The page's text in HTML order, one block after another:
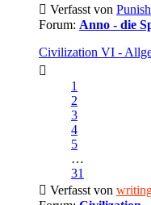
Verfasst von
Forum: Anno - die
Civilization VI -
1
2
3
4
5
…
31
Verfasst von